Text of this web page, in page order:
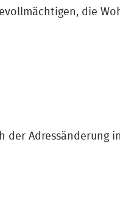
die
der